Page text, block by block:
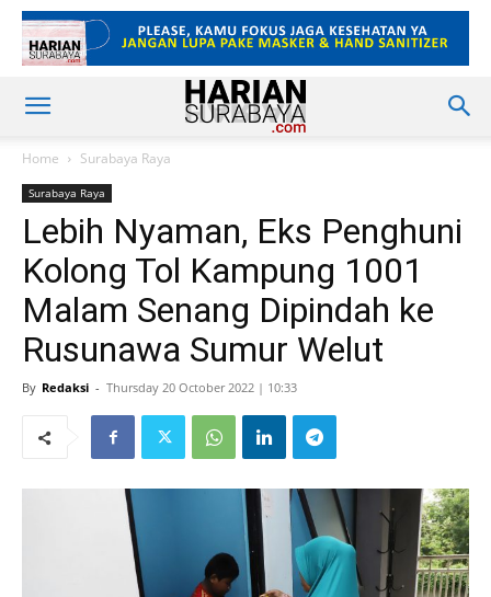
Home Surabaya Raya
Surabaya Raya
Lebih Nyaman, Eks Penghuni
Kolong Tol Kampung 1001
Malam Senang Dipindah ke
Rusunawa Sumur Welut
By Redaksi - Thursday 20 October 2022 | 10:33